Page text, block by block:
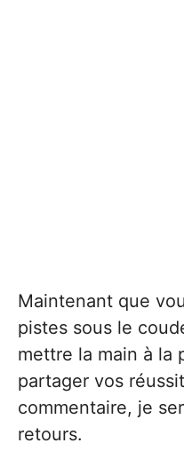
Maintenant que
pistes sous le
mettre la main à la
partager vos
commentaire, je
retours.